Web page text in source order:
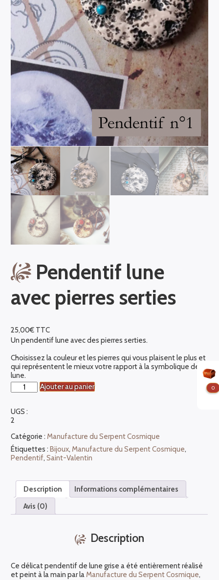
0
Pendentif lune
avec pierres serties
25,00€ TTC
Un pendentif lune avec des pierres serties.
Choisissez la couleur et les pierres qui vous plaisent le plus et
qui représentent le mieux votre rapport à la symbolique de la
lune.
quantité
de
lune
avec
serties
Ajouter au panier
UGS :
2
Catégorie :Manufacture du Serpent Cosmique
Étiquettes :Bijoux,Manufacture du Serpent Cosmique,
Pendentif,Saint-Valentin
Description
Informations complémentaires
Avis (0)
Description
Ce délicat pendentif de lune grise a été entièrement réalisé
et peint à la main par laManufacture du Serpent Cosmique,